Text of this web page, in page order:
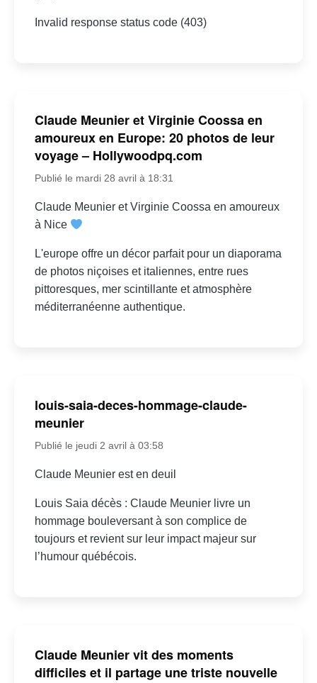
Invalid response status code (403)
Claude Meunier et Virginie Coossa en
amoureux en Europe: 20 photos de leur
voyage – Hollywoodpq.com
Publié le mardi 28 avril à 18:31
Claude Meunier et Virginie Coossa en amoureux
à Nice
L'europe offre un décor parfait pour un diaporama
de photos niçoises et italiennes, entre rues
pittoresques, mer scintillante et atmosphère
méditerranéenne authentique.
louis-saia-deces-hommage-claude-
meunier
Publié le jeudi 2 avril à 03:58
Claude Meunier est en deuil
Louis Saia décès : Claude Meunier livre un
hommage bouleversant à son complice de
toujours et revient sur leur impact majeur sur
l’humour québécois.
Claude Meunier vit des moments
difficiles et il partage une triste nouvelle